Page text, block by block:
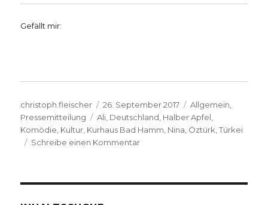
Gefällt mir:
Autor
christoph.fleischer
Veröffentlicht
am
26. September 2017 Kategorien
Allgemein,
Pressemitteilung
Schlagwörter
Ali, Deutschland, Halber Apfel,
Komödie, Kultur, Kurhaus Bad Hamm, Nina, Öztürk,Türkei
Schreibe einen Kommentarzu